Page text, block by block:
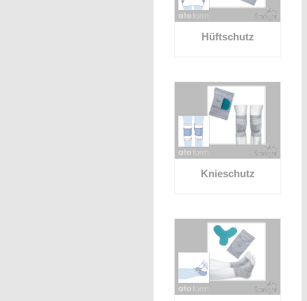
Hüftschutz
Knieschutz